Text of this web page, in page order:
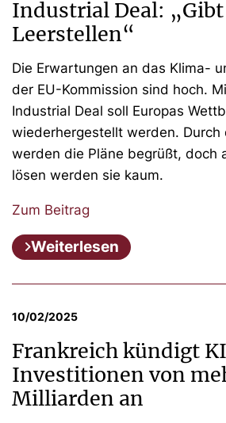
Industrial Deal:
Leerstellen“
Die Erwartungen an das Klima-
der EU-Kommission sind hoch.
Industrial Deal soll Europas
wiederhergestellt werden. Durch
werden die Pläne begrüßt, doch
lösen werden sie kaum.
Zum Beitrag
Weiterlesen
10/02/2025
Frankreich kündigt
Investitionen von
Milliarden an